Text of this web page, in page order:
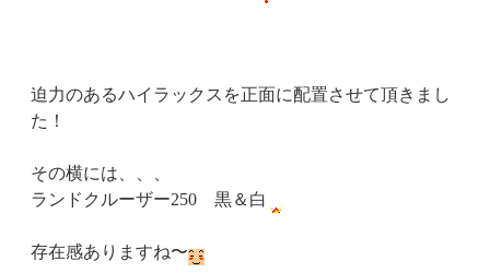
迫力のあるハイラックスを正面に配置させて頂きまし
た！
その横には、、、
ランドクルーザー250 黒＆白
存在感ありますね〜